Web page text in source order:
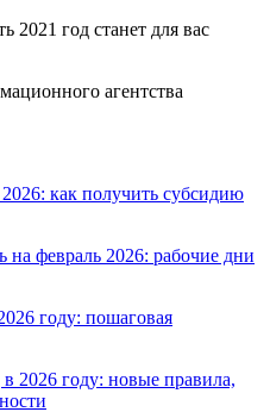
2021 год станет для вас
агентства
как получить субсидию
на февраль 2026: рабочие дни
году: пошаговая
2026 году: новые правила,